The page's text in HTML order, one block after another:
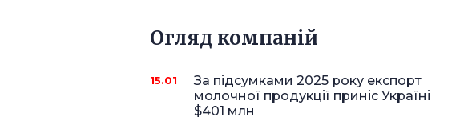
Огляд компаній
15.01
За підсумками 2025 року експорт
молочної продукції приніс Україні
$401 млн